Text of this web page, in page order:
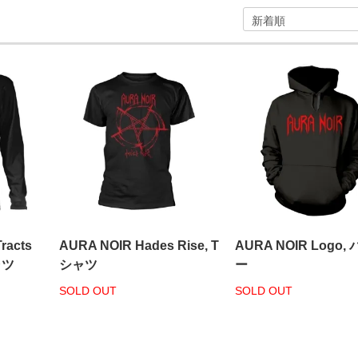
AURA NOIR Hades Rise, T
シャツ
SOLD OUT
AURA NOIR Logo,
ー
SOLD OUT